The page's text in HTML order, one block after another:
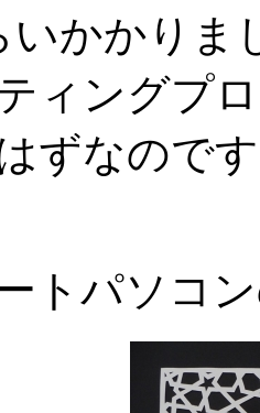
いかかりま
ィングプ
ずなので
トパソコ